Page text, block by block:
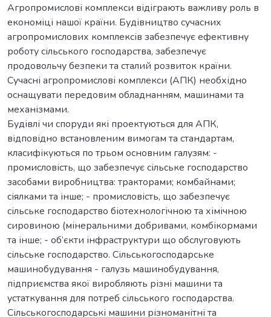
Агропромислові комплекси відіграють важливу роль в
економіці нашої країни. Будівництво сучасних
агропромислових комплексів забезпечує ефективну
роботу сільського господарства, забезпечує
продовольчу безпеки та сталий розвиток країни.
Сучасні агропромислові комплекси (АПК) необхідно
оснащувати передовим обладнанням, машинами та
механізмами.
Будівлі чи споруди які проектуються для АПК,
відповідно встановленим вимогам та стандартам,
класифікуються по трьом основним галузям: -
промисловість, що забезпечує сільське господарство
засобами виробництва: тракторами; комбайнами;
сіялками та інше; - промисловість, що забезпечує
сільське господарство біотехнологічною та хімічною
сировиною (мінеральними добривами, комбікормами
та інше; - об’єкти інфраструктури що обслуговують
сільське господарство. Сільськогосподарське
машинобудування - галузь машинобудування,
підприємства якої виробляють різні машини та
устаткування для потреб сільського господарства.
Сільськогосподарські машини різноманітні та